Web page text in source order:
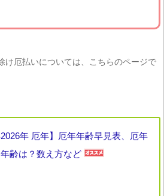
厄払いについては、こちらのページで
2026年 厄年】厄年年齢早見表、厄年
齢は？数え方など